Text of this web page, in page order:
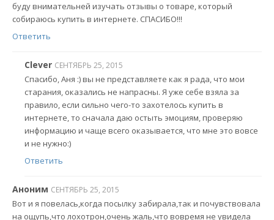
буду внимательней изучать отзывы о товаре, который
собираюсь купить в интернете. СПАСИБО!!!
Ответить
Clever СЕНТЯБРЬ 25, 2015
Спасибо, Аня :) вы не представляете как я рада, что мои
старания, оказались не напрасны. Я уже себе взяла за
правило, если сильно чего-то захотелось купить в
интернете, то сначала даю остыть эмоциям, проверяю
информацию и чаще всего оказывается, что мне это вовсе
и не нужно:)
Ответить
Аноним СЕНТЯБРЬ 25, 2015
Вот и я повелась,когда посылку забирала,так и почувствовала
на ощупь,что лохотрон,очень жаль,что вовремя не увидела